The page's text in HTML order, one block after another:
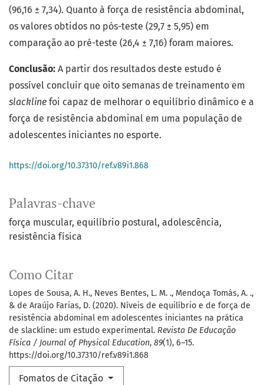
Palavras-chave
força muscular equilíbrio postural adolescência
resistência física
Como Citar
Lopes de Sousa, A. H., Neves Bentes, L. M. ., Mendoça Tomás, A. .,
& de Araújo Farias, D. (2020). Níveis de equilíbrio e de força de
resistência abdominal em adolescentes iniciantes na prática
de slackline: um estudo experimental. Revista De Educação
Física / Journal of Physical Education, 89(1), 6–15.
https://doi.org/10.37310/ref.v89i1.868
Fomatos de Citação
(96,16 ± 7,34). Quanto à força de resistência abdominal,
os valores obtidos no pós-teste (29,7 ± 5,95) em
comparação ao pré-teste (26,4 ± 7,16) foram maiores.
Conclusão: A partir dos resultados deste estudo é
possível concluir que oito semanas de treinamento em
slackline foi capaz de melhorar o equilíbrio dinâmico e a
força de resistência abdominal em uma população de
adolescentes iniciantes no esporte.
https://doi.org/10.37310/ref.v89i1.868